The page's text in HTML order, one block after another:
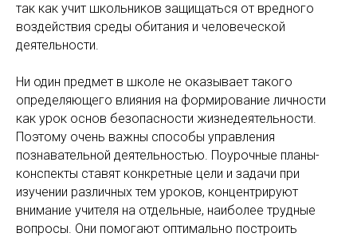
так как учит школьников защищаться от вредного
воздействия среды обитания и человеческой
деятельности.
Ни один предмет в школе не оказывает такого
определяющего влияния на формирование личности
как урок основ безопасности жизнедеятельности.
Поэтому очень важны способы управления
познавательной деятельностью. Поурочные планы-
конспекты ставят конкретные цели и задачи при
изучении различных тем уроков, концентрируют
внимание учителя на отдельные, наиболее трудные
вопросы. Они помогают оптимально построить